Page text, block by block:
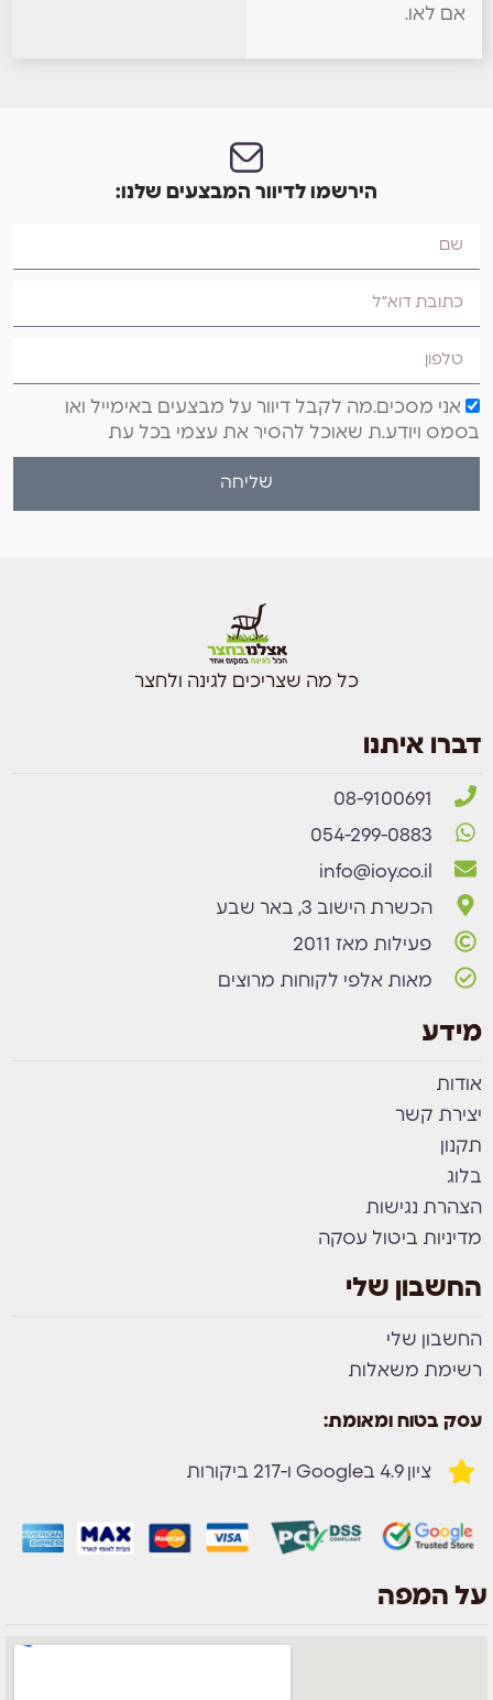
אם לאו.
הירשמו לדיוור המבצעים שלנו:
אני מסכים.מה לקבל דיוור על מבצעים באימייל ואו
בסמס ויודע.ת שאוכל להסיר את עצמי בכל עת
שליחה
כל מה שצריכים לגינה ולחצר
דברו איתנו
08-9100691
054-299-0883
info@ioy.co.il
הכשרת הישוב 3, באר שבע
פעילות מאז 2011
מאות אלפי לקוחות מרוצים
מידע
אודות
יצירת קשר
תקנון
בלוג
הצהרת נגישות
מדיניות ביטול עסקה
החשבון שלי
החשבון שלי
רשימת משאלות
עסק בטוח ומאומת:
ציון 4.9 בGoogle ו-217 ביקורות
על המפה